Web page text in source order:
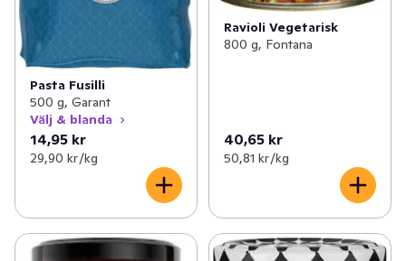
Pasta Fusilli
500 g, Garant
Välj & blanda
14,95 kr
29,90 kr /kg
Ravioli Vegetarisk
800 g, Fontana
40,65 kr
50,81 kr /kg